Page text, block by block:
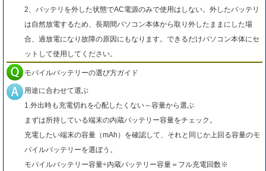
2、バッテリを外した状態でAC電源のみで使用はしない。外したバッテリ
は自然放電するため、長期間パソコン本体から取り外したままにした場
合、過放電になり故障の原因にもなります。できるだけパソコン本体にセ
ットして使用してください。
モバイルバッテリーの選び方ガイド
用途に合わせて選ぶ
1.外出時も充電切れを心配したくない～容量から選ぶ
まずは所持している端末の内蔵バッテリー容量をチェック。
充電したい端末の容量（mAh）を確認して、それと同じか上回る容量のモ
バイルバッテリーを選ぼう。
モバイルバッテリー容量÷内蔵バッテリー容量＝フル充電回数※